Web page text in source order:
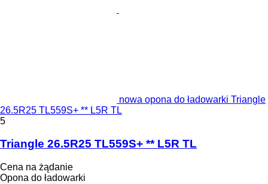
nowa opona do ładowarki Triangle
26.5R25 TL559S+ ** L5R TL
5
Triangle 26.5R25 TL559S+ ** L5R TL
Cena na żądanie
Opona do ładowarki